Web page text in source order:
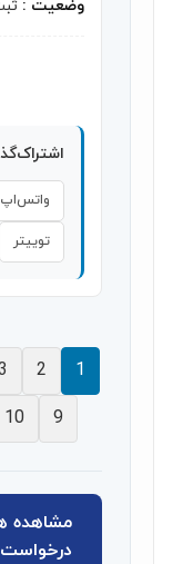
وضعیت :
واتس‌اپ
توییتر
1
2
9
10
مشاهده